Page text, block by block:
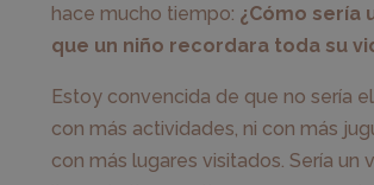
hace mucho tiempo: ¿Cómo sería
que un niño recordara toda su
Estoy convencida de que no sería
con más actividades, ni con más
con más lugares visitados. Sería un